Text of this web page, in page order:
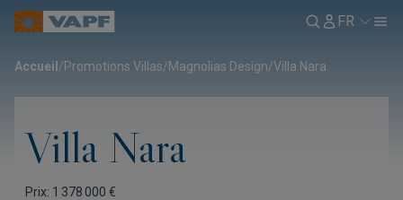
FR
Accueil /Promotions Villas/Magnolias Design/Villa Nara
Villa Nara
Prix: 1 378 000 €